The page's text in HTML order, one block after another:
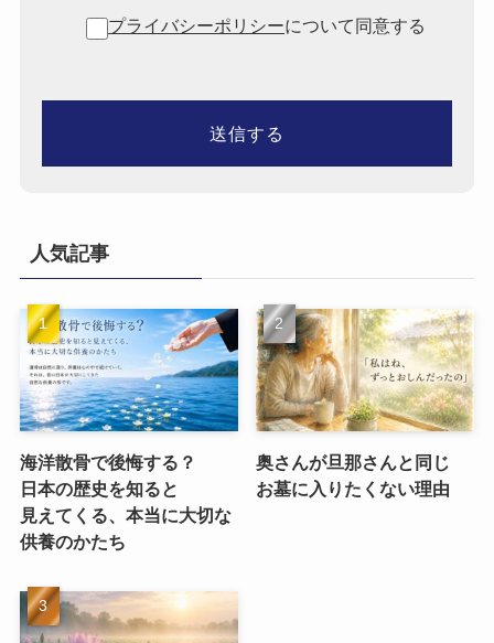
プライバシーポリシーについて同意する
人気記事
海洋散骨で​後悔する？​
日本の​歴史を​知ると​
見えてくる、​本当に​大切な​
供養のかたち
奥さんが​旦那さんと​同じ​
お墓に​入りたくない​理由